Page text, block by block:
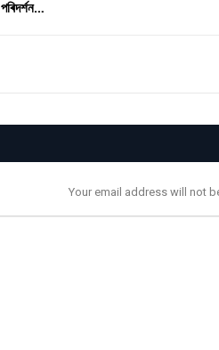
পৰিদৰ্শন…
Your email address will not